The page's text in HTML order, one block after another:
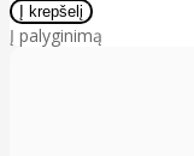
Į palyginimą